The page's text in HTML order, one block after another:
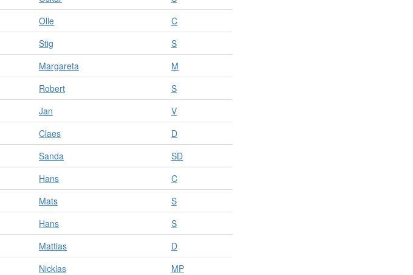
Olle
C
Stig
S
Margareta
M
Robert
S
Jan
V
Claes
D
Sanda
SD
Hans
C
Mats
S
Hans
S
Mattias
D
Nicklas
MP